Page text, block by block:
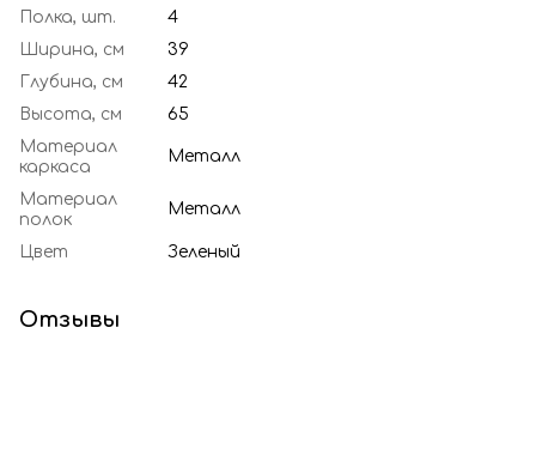
Полка, шт.
4
Ширина, см
39
Глубина, см
42
Высота, см
65
Материал
каркаса
Металл
Материал
полок
Металл
Цвет Зеленый
Отзывы